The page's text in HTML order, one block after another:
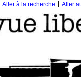
Aller à la recherche Aller